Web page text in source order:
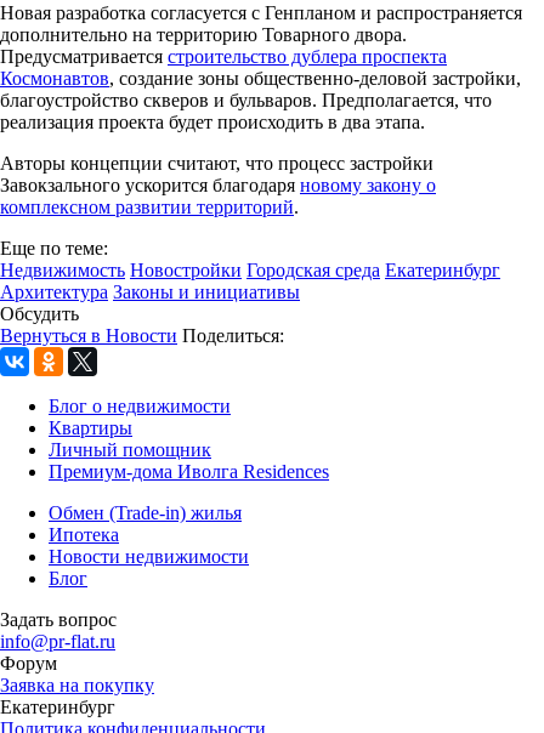
Новая разработка согласуется с Генпланом и распространяется
дополнительно на территорию Товарного двора.
Предусматривается строительство дублера проспекта
Космонавтов, создание зоны общественно-деловой застройки,
благоустройство скверов и бульваров. Предполагается, что
реализация проекта будет происходить в два этапа.
Авторы концепции считают, что процесс застройки
Завокзального ускорится благодаря новому закону о
комплексном развитии территорий.
Еще по теме:
Недвижимость Новостройки Городская среда Екатеринбург
Архитектура Законы и инициативы
Обсудить
Вернуться в Новости Поделиться:
Блог о недвижимости
Квартиры
Личный помощник
Премиум-дома Иволга Residences
Обмен (Trade-in) жилья
Ипотека
Новости недвижимости
Блог
Задать вопрос
info@pr-flat.ru
Форум
Заявка на покупку
Екатеринбург
Политика конфиденциальности